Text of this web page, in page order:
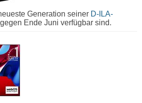
Generation seiner D-ILA-
Ende Juni verfügbar sind.